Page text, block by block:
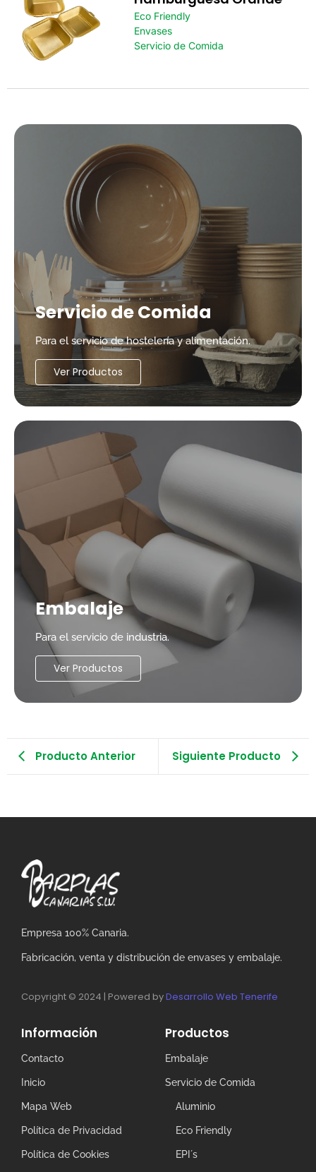
Eco Friendly
Envases
Servicio de Comida
Servicio de Comida
Para el servicio de hostelería y alimentación.
Ver Productos
Embalaje
Para el servicio de industria.
Ver Productos
Producto Anterior Siguiente Producto
Empresa 100% Canaria.
Fabricación, venta y distribución de envases y embalaje.
Copyright © 2024 | Powered byDesarrollo Web Tenerife
Información
Contacto
Inicio
Mapa Web
Política de Privacidad
Política de Cookies
Productos
Embalaje
Servicio de Comida
Aluminio
Eco Friendly
EPI´s